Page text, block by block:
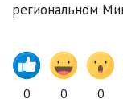
региональном
0 0 0